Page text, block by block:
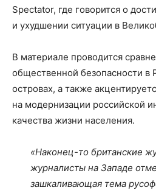
Spectator, где говорится о
и ухудшении ситуации в
В материале проводится
общественной безопасности в
островах, а также
на модернизации российской
качества жизни населения.
«Наконец-то британские
журналисты на Западе
зашкаливающая тема